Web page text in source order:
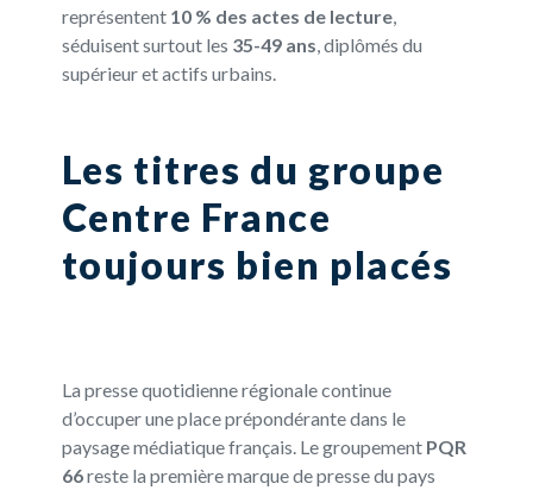
représentent 10 % des actes de lecture,
séduisent surtout les 35-49 ans , diplômés du
supérieur et actifs urbains.
Les titres du groupe
Centre France
toujours bien placés
La presse quotidienne régionale continue
d’occuper une place prépondérante dans le
paysage médiatique français. Le groupement PQR
66reste la première marque de presse du pays